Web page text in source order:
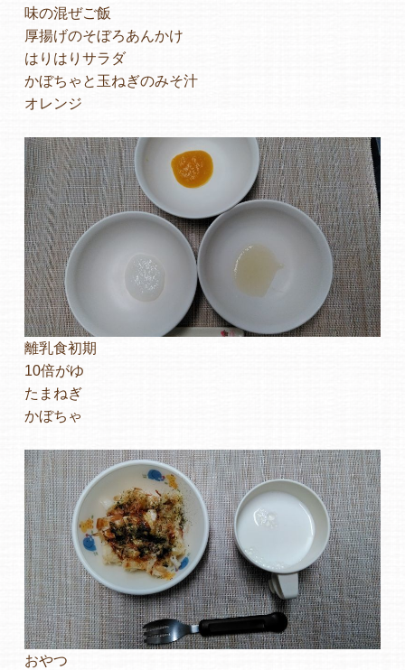
キッズ１ハート旭保育所
園の様子
お知らせ
味の混ぜご飯
厚揚げのそぼろあんかけ
はりはりサラダ
かぼちゃと玉ねぎのみそ汁
オレンジ
離乳食初期
10倍がゆ
たまねぎ
かぼちゃ
おやつ